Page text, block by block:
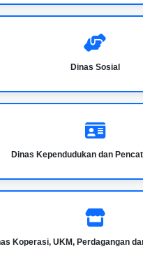
Dinas Sosial
Dinas Kependudukan dan
Koperasi, UKM, Perdagangan